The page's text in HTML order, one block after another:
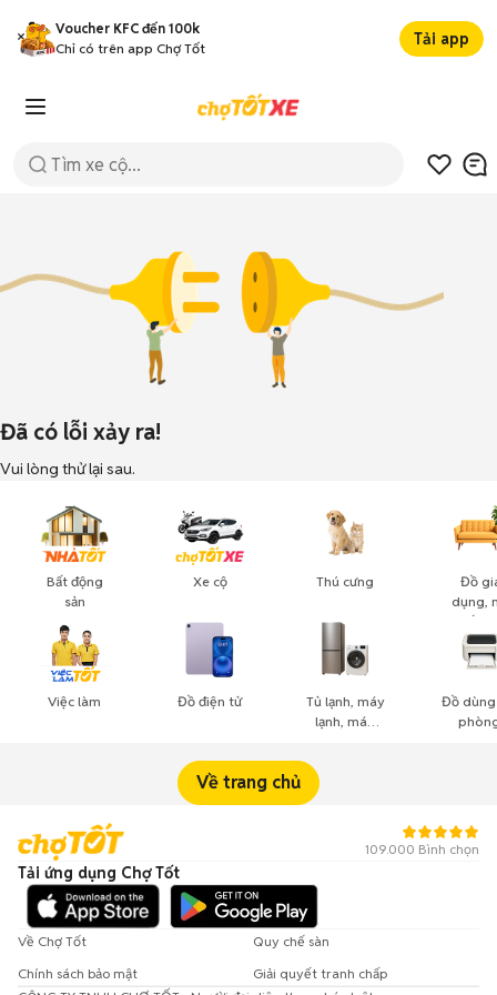
Voucher KFC đến 100k
Chỉ có trên app Chợ Tốt
Tải app
Đã có lỗi xảy ra!
Vui lòng thử lại sau.
Bất động
sản
Việc làm
Xe cộ
Đồ điện tử
Thú cưng
Tủ lạnh, máy
lạnh, máy
Đồ
dụng,
thất,
cảnh
Đồ dùng
Về trang chủ
109.000 Bình chọn
Tải ứng dụng Chợ Tốt
Về Chợ Tốt
Quy chế sàn
Chính sách bảo mật
Giải quyết tranh chấp